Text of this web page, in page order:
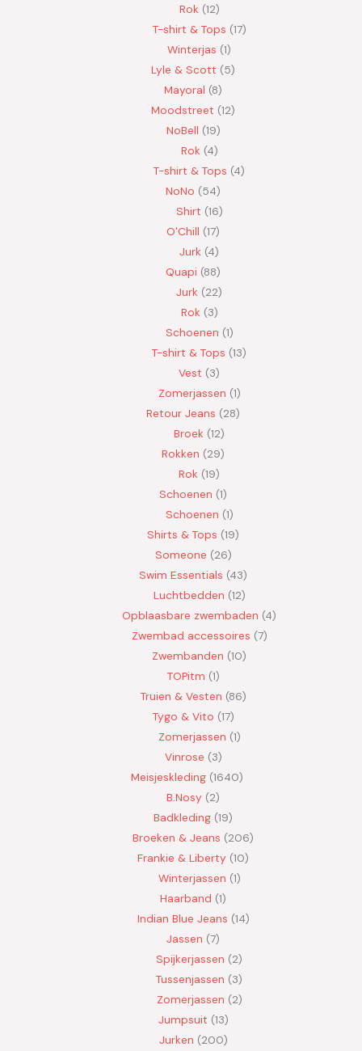
Rok 12
T-shirt & Tops 17
Winterjas 1
Lyle & Scott
5
Mayoral 8
Moodstreet 12
NoBell 19
Rok 4
T-shirt & Tops 4
NoNo
54
Shirt 16
O'Chill 17
Jurk 4
Quapi 88
Jurk 22
Rok 3
Schoenen 1
T-shirt & Tops 13
Vest
3
Zomerjassen 1
Retour Jeans
28
Broek 12
Rokken
29
Rok 19
Schoenen 1
Schoenen 1
Shirts & Tops 19
Someone 26
Swim Essentials 43
Luchtbedden 12
Opblaasbare zwembaden 4
Zwembad accessoires 7
Zwembanden 10
TOPitm 1
Truien & Vesten 86
Tygo & Vito 17
Zomerjassen 1
Vinrose 3
Meisjeskleding 1640
B.Nosy
2
Badkleding 19
Broeken & Jeans
206
Frankie & Liberty 10
Winterjassen 1
Haarband 1
Indian Blue Jeans 14
Jassen 7
Spijkerjassen
2
Tussenjassen
3
Zomerjassen 2
Jumpsuit 13
Jurken 200